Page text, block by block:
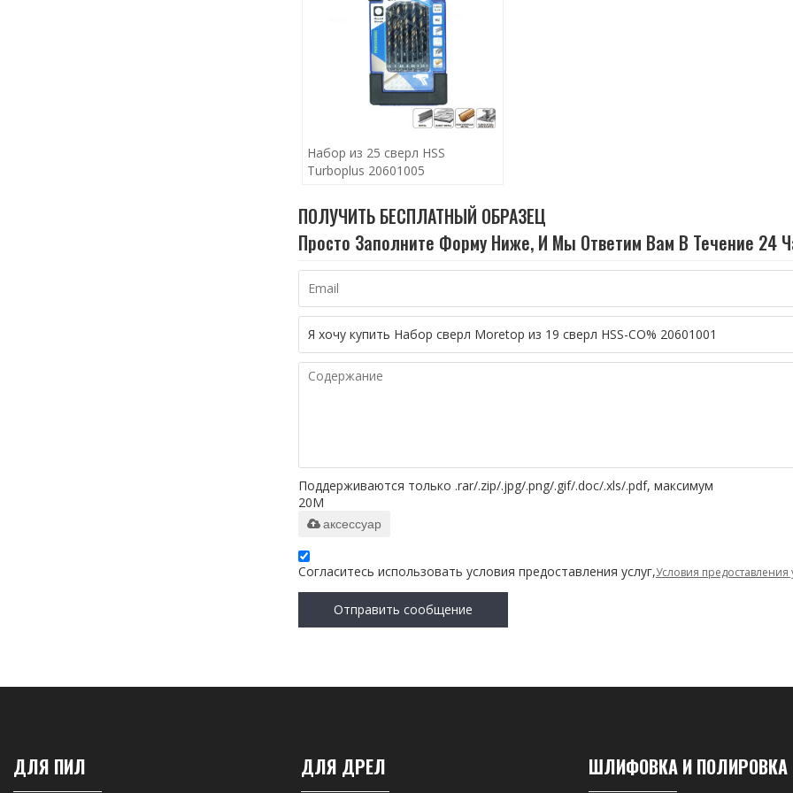
Набор из 25 сверл HSS
Turboplus 20601005
ПОЛУЧИТЬ БЕСПЛАТНЫЙ ОБРАЗЕЦ
Просто Заполните Форму Ниже, И Мы Ответим Вам В Течение 24
Поддерживаются только .rar/.zip/.jpg/.png/.gif/.doc/.xls/.pdf, максимум
20M
аксессуар
Согласитесь использовать условия предоставления услуг,Условия предоставления
Отправить сообщение
ДЛЯ ПИЛ ДЛЯ ДРЕЛ ШЛИФОВКА И ПОЛИРОВКА